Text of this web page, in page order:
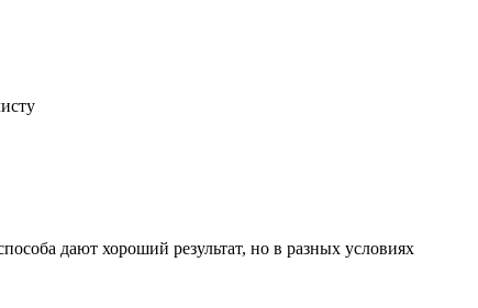
дают хороший результат, но в разных условиях